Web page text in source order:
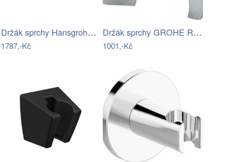
Držák sprchy Hansgrohe Porter E na…
1787,-Kč
Držák sprchy GROHE Relexa neutral chrom…
1001,-Kč